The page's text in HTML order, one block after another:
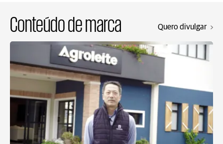
Conteúdo de marca Quero divulgar